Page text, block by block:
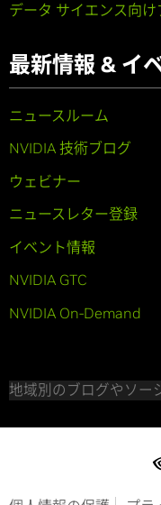
データ サイエンス向
最新情報 & イ
ニュースルーム
NVIDIA 技術ブログ
ウェビナー
ニュースレター登録
イベント情報
NVIDIA GTC
NVIDIA On-Demand
地域別のブログやソー